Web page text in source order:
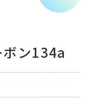
ン134a